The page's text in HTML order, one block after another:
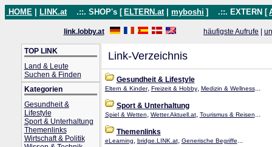
HOME LINK.at .::. SHOP's [ ELTERN.at myboshi ] .::. EXTERN [
link.lobby.at häufigste Aufrufe
TOP LINK
Land & Leute
Suchen & Finden
Kategorien
Gesundheit &
Lifestyle
Sport & Unterhaltung
Themenlinks
Wirtschaft & Politik
Link-Verzeichnis
Gesundheit & Lifestyle
Eltern & Kinder, Freizeit & Hobby, Medizin & Wellness...
Sport & Unterhaltung
Spiel & Wetten, Wetter.Aktuell.at, Tourismus & Reisen...
Themenlinks
eLearning, bridge.LINK.at, Generische Begriffe...